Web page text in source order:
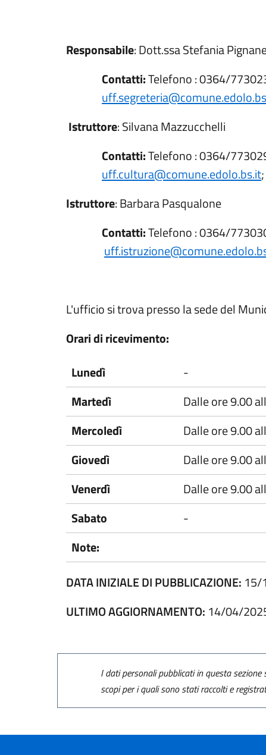
Responsabile: Dott.ssa Stefania
Contatti:Telefono : 0364/
Istruttore: Silvana Mazzucchelli
Contatti:Telefono : 0364/
uff.cultura@comune.edolo.bs.it;
Istruttore: Barbara Pasqualone
Contatti:Telefono : 0364/
L'ufficio si trova presso la sede del
Orari di ricevimento:
Lunedì
-
Martedì
Dalle ore 9.00
Mercoledì
Dalle ore 9.00
Giovedì
Dalle ore 9.00
Venerdì
Dalle ore 9.00
Sabato
-
Note:
DATA INIZIALE DI PUBBLICAZIONE: 15/
ULTIMO AGGIORNAMENTO: 14/04/
I dati personali pubblicati in questa
scopi per i quali sono stati raccolti e